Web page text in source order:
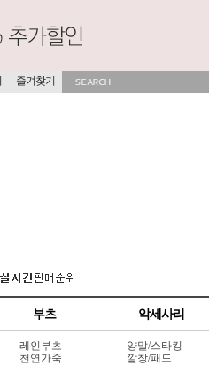
즐겨찾기
부츠 악세사리
레인부츠
천연가죽
양말/스타킹
깔창/패드